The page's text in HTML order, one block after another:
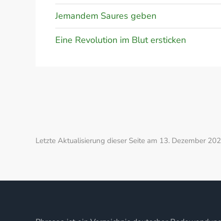
Jemandem Saures geben
Eine Revolution im Blut ersticken
Letzte Aktualisierung dieser Seite am 13. Dezember